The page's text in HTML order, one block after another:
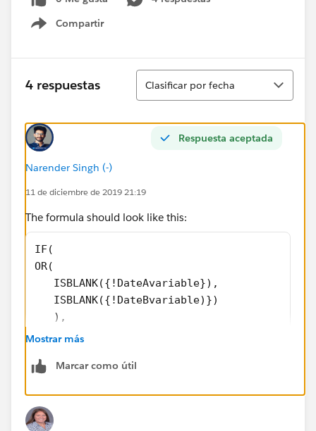
Compartir
Show menu
4 respuestas
Ordenar
Clasificar por fecha
Respuesta aceptada
Narender Singh (-)
11 de diciembre de 2019 21:19
The formula should look like this:
IF(
OR(
ISBLANK({!DateAvariable}),
ISBLANK({!DateBvariable)})
   ),
0,
Mostrar más
Marcar como útil